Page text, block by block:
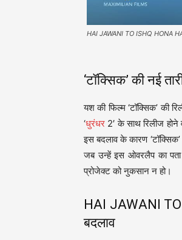
HAI JAWANI TO ISHQ HONA
‘टॉक्सिक’ की नई
यश की फिल्म ‘टॉक्सिक’ की
‘धुरंधर 2′ के साथ रिलीज
इस बदलाव के कारण
जब उन्हें इस ओवरलैप का पता
प्रोजेक्ट को नुकसान न हो।
HAI JAWANI TO
बदलाव